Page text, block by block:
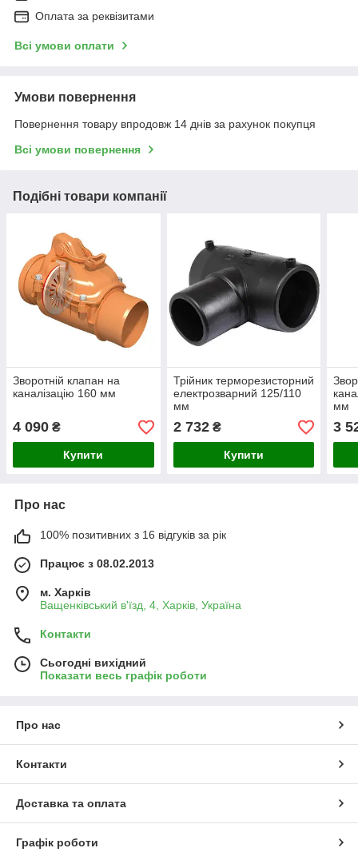
Оплата за реквізитами
Всі умови оплати
Умови повернення
Повернення товару впродовж 14 днів за рахунок покупця
Всі умови повернення
Подібні товари компанії
Зворотній клапан на
каналізацію 160 мм
4 090 ₴
Купити
Трійник терморезисторний
електрозварний 125/110
мм
2 732₴
Купити
мм
3
Про нас
100% позитивних з 16 відгуків за рік
Працює з 08.02.2013
м. Харків
Ващенківський в'їзд, 4, Харків, Україна
Контакти
Сьогодні вихідний
Показати весь графік роботи
Про нас
Контакти
Доставка та оплата
Графік роботи